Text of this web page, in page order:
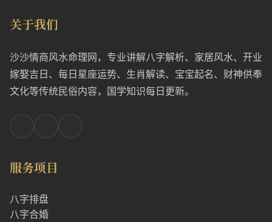
关于我们
沙沙情商风水命理网，专业讲解八字解析、家居风水、开业
嫁娶吉日、每日星座运势、生肖解读、宝宝起名、财神供奉
文化等传统民俗内容，国学知识每日更新。
服务项目
八字排盘
八字合婚